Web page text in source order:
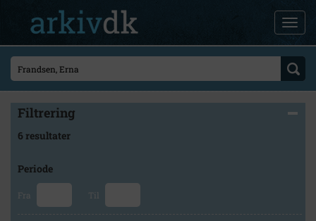
Filtrering
6 resultater
Periode
Fra Til